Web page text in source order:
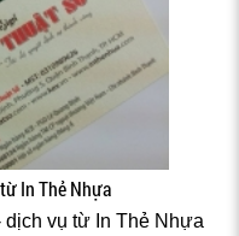
In Thẻ Nhựa
vụ từ In Thẻ Nhựa